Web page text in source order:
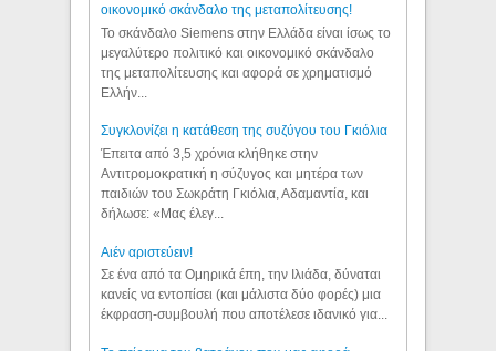
οικονομικό σκάνδαλο της μεταπολίτευσης!
Το σκάνδαλο Siemens στην Ελλάδα είναι ίσως το
μεγαλύτερο πολιτικό και οικονομικό σκάνδαλο
της μεταπολίτευσης και αφορά σε χρηματισμό
Ελλήν...
Συγκλονίζει η κατάθεση της συζύγου του Γκιόλια
Έπειτα από 3,5 χρόνια κλήθηκε στην
Αντιτρομοκρατική η σύζυγος και μητέρα των
παιδιών του Σωκράτη Γκιόλια, Αδαμαντία, και
δήλωσε: «Μας έλεγ...
Aιέν αριστεύειν!
Σε ένα από τα Ομηρικά έπη, την Ιλιάδα, δύναται
κανείς να εντοπίσει (και μάλιστα δύο φορές) μια
έκφραση-συμβουλή που αποτέλεσε ιδανικό για...